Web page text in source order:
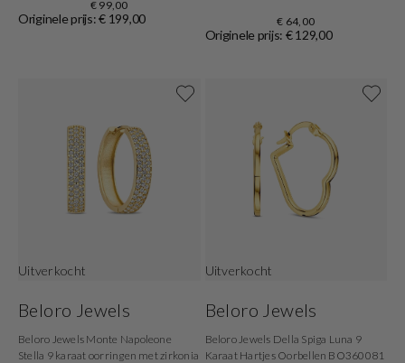
€ 99,00
Originele prijs: € 199,00 € 64,00
Originele prijs: € 129,00
Uitverkocht
Beloro Jewels
Beloro Jewels Monte Napoleone
Stella 9 karaat oorringen met zirkonia
Uitverkocht
Beloro Jewels
Beloro Jewels Della Spiga Luna 9
Karaat Hartjes Oorbellen BO360081